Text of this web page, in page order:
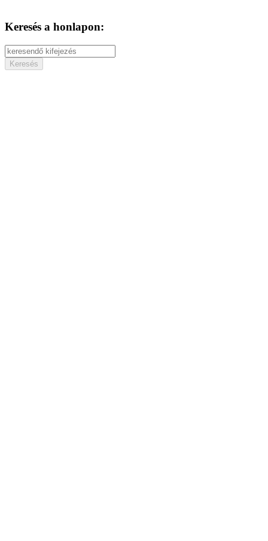
Keresés a honlapon: